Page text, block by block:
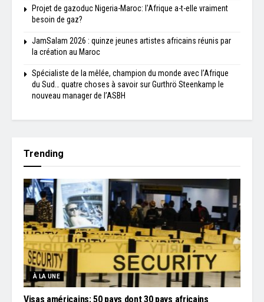
Projet de gazoduc Nigeria-Maroc: l'Afrique a-t-elle vraiment
besoin de gaz?
JamSalam 2026 : quinze jeunes artistes africains réunis par
la création au Maroc
Spécialiste de la mêlée, champion du monde avec l’Afrique
du Sud… quatre choses à savoir sur Gurthrö Steenkamp le
nouveau manager de l’ASBH
Trending
À LA UNE
Visas américains: 50 pays dont 30 pays africains